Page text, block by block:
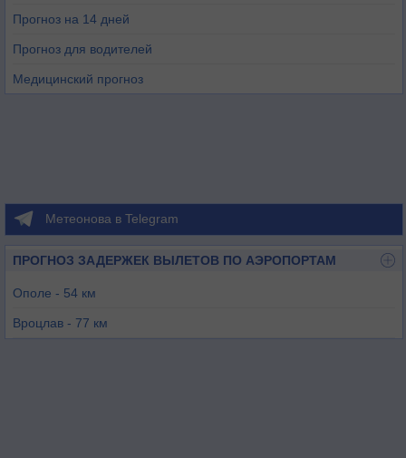
Прогноз на 14 дней
Прогноз для водителей
Медицинский прогноз
Метеонова в Telegram
ПРОГНОЗ ЗАДЕРЖЕК ВЫЛЕТОВ ПО АЭРОПОРТАМ
Ополе - 54 км
Вроцлав - 77 км